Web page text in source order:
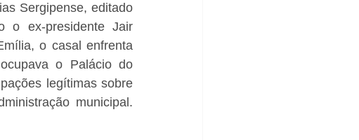
Sergipense, editado
o ex-presidente Jair
o casal enfrenta
o Palácio do
legítimas sobre
municipal.